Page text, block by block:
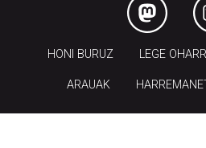
HONI BURUZ LEGE
ARAUAK